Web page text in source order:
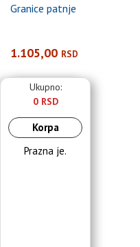
Granice patnje
1.105,00 RSD
Ukupno:
0 RSD
Korpa
Prazna je.